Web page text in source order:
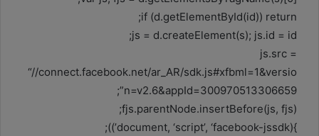
if (d.getElementById(id)) return;
js = d.createElement(s); js.id = id;
js.src =
“//connect.facebook.net/ar_AR/sdk.js#xfbml=1&versio
n=v2.6&appId=300970513306659”;
fjs.parentNode.insertBefore(js, fjs);
}(document, ‘script’, ‘facebook-jssdk’));